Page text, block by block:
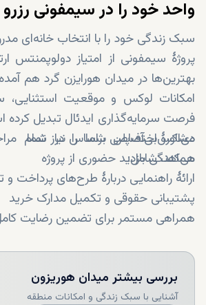
واحد خود را در سیمفونی رزرو
سبک زندگی خود را با انتخاب خانه‌ای
پروژهٔ سیمفونی از امتیاز دولوپمنتس
بهترین‌ها در میدان هورایزن گرد هم
امکانات لوکس و موقعیت استثنایی،
فرصت سرمایه‌گذاری ایدئال تبدیل
دی‌اکس‌بی‌آف‌پلن شما را در تمام
می‌کند، شامل:
مشاورهٔ اختصاصی براساس نیاز شما
هماهنگی بازدید حضوری از پروژه
ارائهٔ راهنمایی دربارهٔ طرح‌های پرداخت و
پشتیبانی حقوقی و تکمیل مدارک خرید
همراهی مستمر برای تضمین رضایت
بررسی بیشتر میدان هوریزون
آشنایی با سبک زندگی و امکانات منطقه